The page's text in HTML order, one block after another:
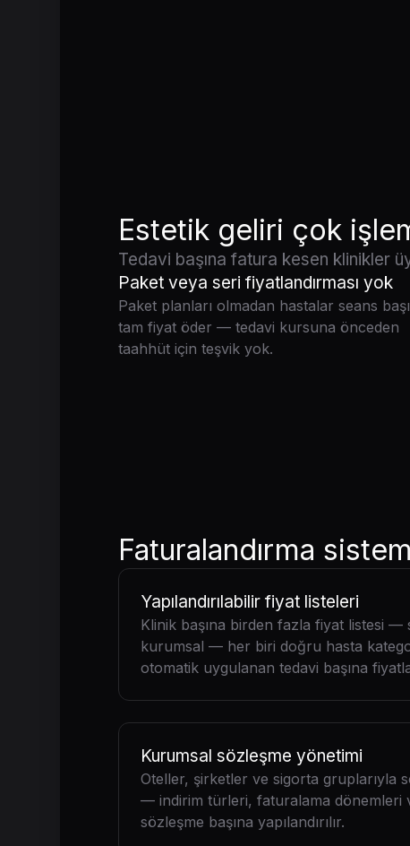
Estetik geliri çok
Tedavi başına fatura kesen klinikler
Paket veya seri fiyatlandırması yok
Paket planları olmadan hastalar seans
tam fiyat öder — tedavi kursuna önceden
taahhüt için teşvik yok.
Faturalandırma
Yapılandırılabilir fiyat listeleri
Klinik başına birden fazla fiyat listesi —
kurumsal — her biri doğru hasta
otomatik uygulanan tedavi başına
Kurumsal sözleşme yönetimi
Oteller, şirketler ve sigorta gruplarıyla
— indirim türleri, faturalama dönemleri
sözleşme başına yapılandırılır.